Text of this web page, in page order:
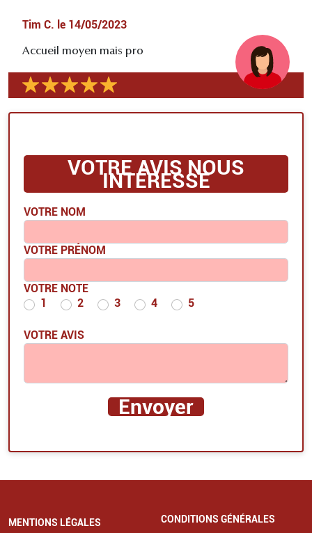
Tim C. le 14/05/2023
Accueil moyen mais pro
VOTRE AVIS NOUS
INTÉRESSE
VOTRE NOM
VOTRE PRÉNOM
VOTRE NOTE
1
2 3 4 5
VOTRE AVIS
MENTIONS LÉGALES CONDITIONS GÉNÉRALES